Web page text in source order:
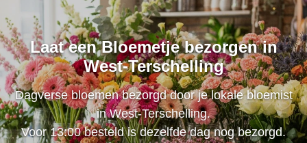
Laat een Bloemetje bezorgen in
West-Terschelling
Dagverse bloemen bezorgd door je lokale bloemist
in West-Terschelling.
Voor 13:00 besteld is dezelfde dag nog bezorgd.